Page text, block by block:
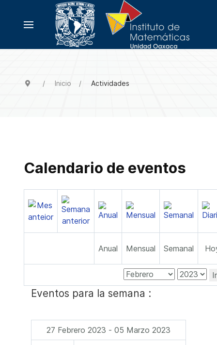
Inicio Actividades
Calendario de eventos
Anual Mensual Semanal
Eventos para la semana :
27 Febrero 2023 - 05 Marzo 2023